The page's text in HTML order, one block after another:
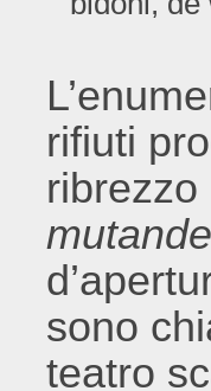
rifiuti
sono
teatro